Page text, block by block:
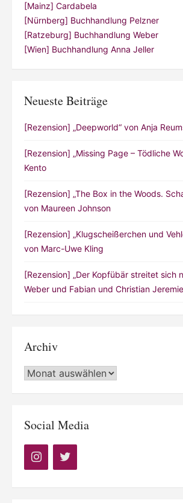
[Mainz] Cardabela
[Nürnberg] Buchhandlung Pelzner
[Ratzeburg] Buchhandlung Weber
[Wien] Buchhandlung Anna Jeller
Neueste Beiträge
[Rezension] „Deepworld“ von Anja
[Rezension] „Missing Page – Tödliche
Kento
[Rezension] „The Box in the Woods.
von Maureen Johnson
[Rezension] „Klugscheißerchen und
von Marc-Uwe Kling
[Rezension] „Der Kopfübär streitet sich
Weber und Fabian und Christian
Archiv
Archiv
Social Media